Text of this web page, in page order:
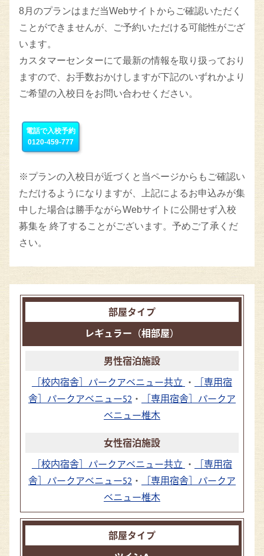
8月のプランはまだ当Webサイトからご確認いただく
ことができませんが、ご予約いただける可能性がござ
います。
カスタマーセンターにて最新の情報を取り扱っており
ますので、お手数おかけしますが下記のいずれかより
ご希望の入校日をお問い合わせください。
電話で入校予約
0120-459-777
※プランの入校日が近づくと当ページからもご確認い
ただけるようになりますが、上記によるお申込みが集
中した場合は勝手ながらWebサイトに公開せず入校
募集を 終了することがございます。予めご了承くだ
さい。
レギュラー（相部屋）
［校内宿舎］パークアベニュー共立 ・
［専用宿
舎］パークアベニュー52 ・
［専用宿舎］パークア
ベニュー椎木
［校内宿舎］パークアベニュー共立 ・
［専用宿
舎］パークアベニュー52 ・
［専用宿舎］パークア
ベニュー椎木